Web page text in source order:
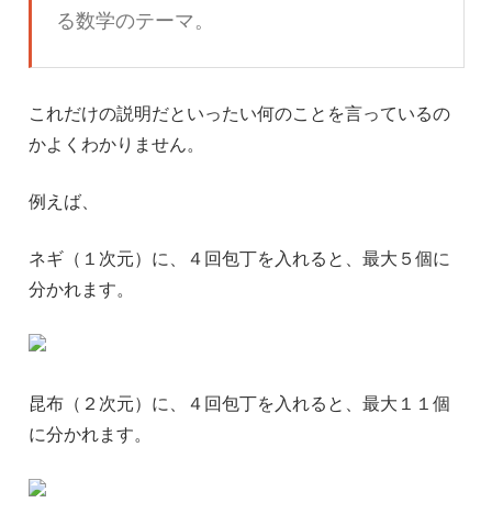
る数学のテーマ。
これだけの説明だといったい何のことを言っているの
かよくわかりません。
例えば、
ネギ（１次元）に、４回包丁を入れると、最大５個に
分かれます。
昆布（２次元）に、４回包丁を入れると、最大１１個
に分かれます。